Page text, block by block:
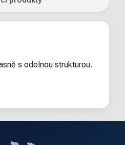
s odolnou strukturou.